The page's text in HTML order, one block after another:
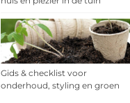
Gids & checklist voor
onderhoud, styling en groen